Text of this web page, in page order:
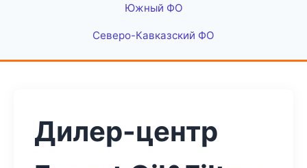
Южный ФО
Северо-Кавказский ФО
Дилер-центр